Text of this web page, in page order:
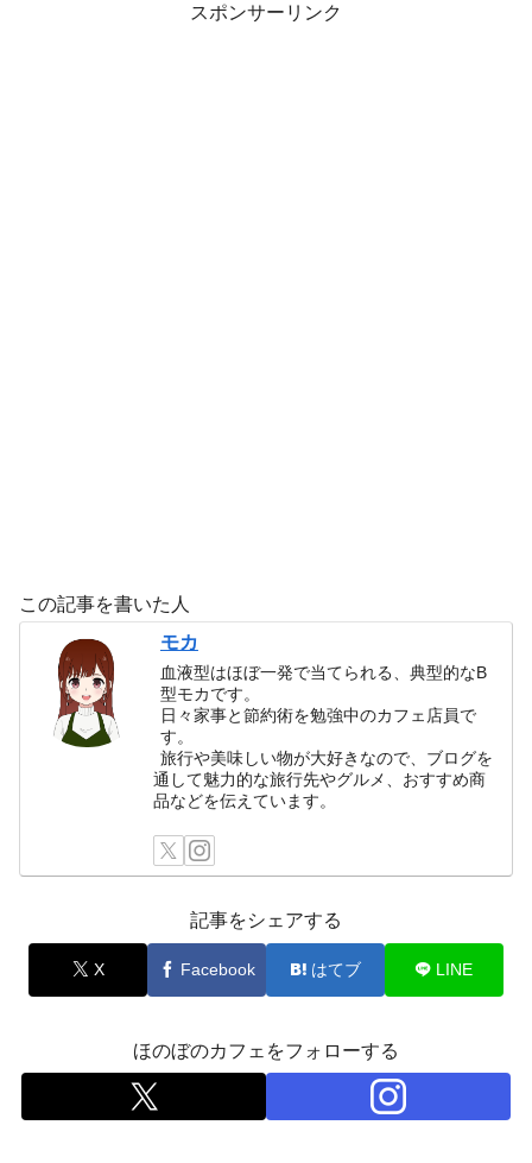
スポンサーリンク
この記事を書いた人
モカ
血液型はほぼ一発で当てられる、典型的なB
型モカです。
日々家事と節約術を勉強中のカフェ店員で
す。
旅行や美味しい物が大好きなので、ブログを
通して魅力的な旅行先やグルメ、おすすめ商
品などを伝えています。
記事をシェアする
X Facebook はてブ LINE
ほのぼのカフェをフォローする